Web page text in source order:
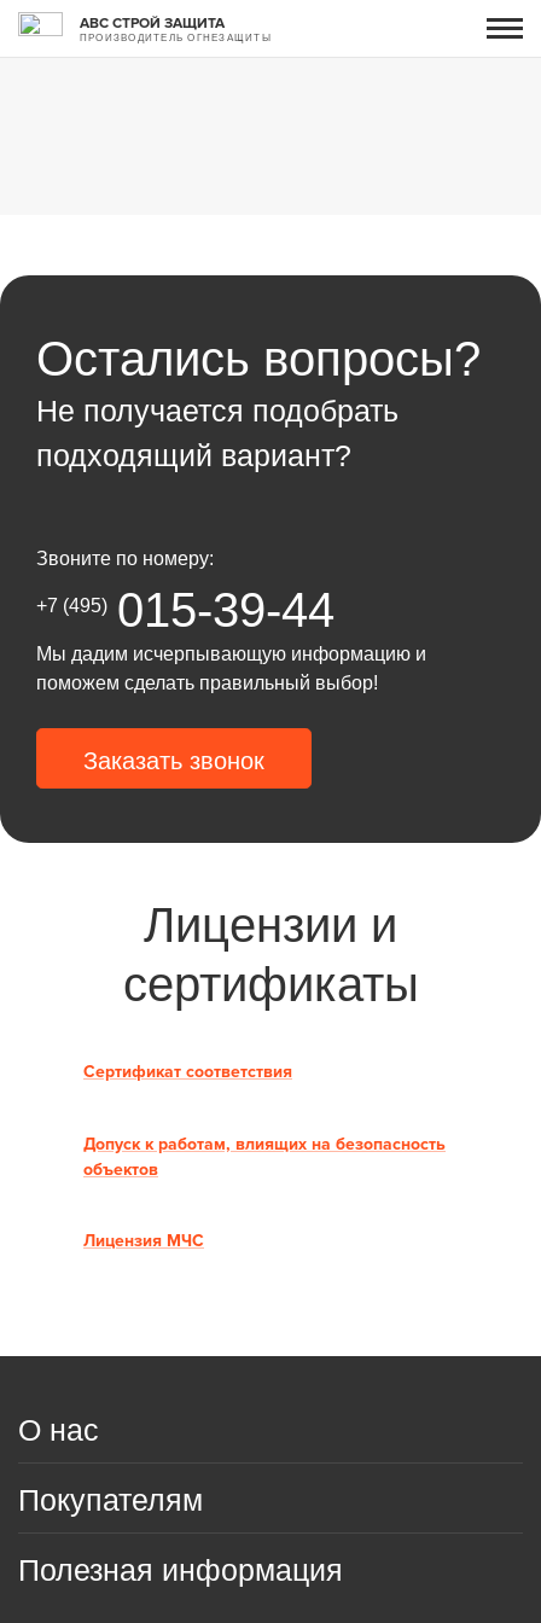
АВС СТРОЙ ЗАЩИТА
ПРОИЗВОДИТЕЛЬ ОГНЕЗАЩИТЫ
Остались вопросы?
Не получается подобрать
подходящий вариант?
Звоните по номеру:
+7 (495) 015-39-44
Мы дадим исчерпывающую информацию и
поможем сделать правильный выбор!
Заказать звонок
Лицензии и
сертификаты
Сертификат соответствия
Допуск к работам, влиящих на безопасность
объектов
Лицензия МЧС
О нас
Покупателям
Полезная информация